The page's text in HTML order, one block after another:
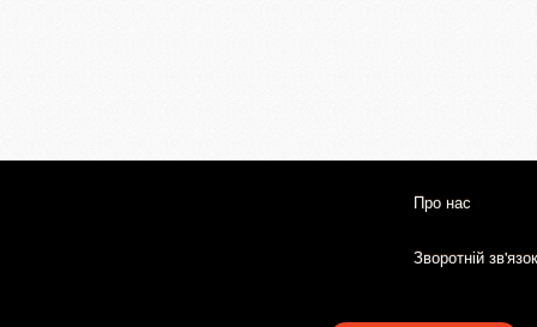
Про нас
Зворотній зв'язок